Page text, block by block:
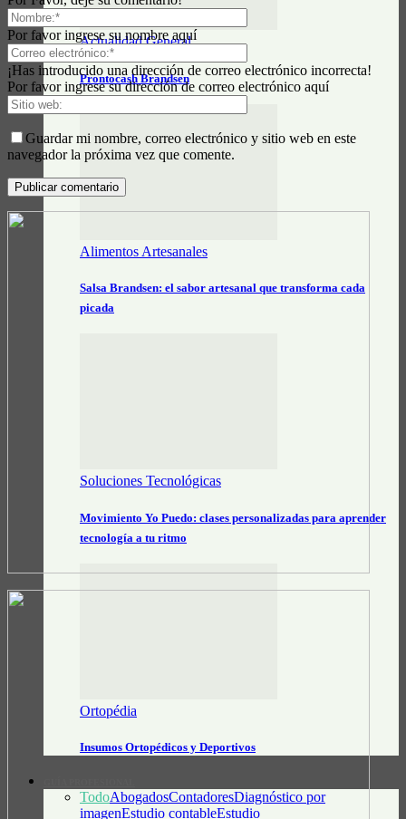
Actualidad General
Prontocash Brandsen
Alimentos Artesanales
Salsa Brandsen: el sabor artesanal que transforma cada
picada
Soluciones Tecnológicas
Movimiento Yo Puedo: clases personalizadas para aprender
tecnología a tu ritmo
Ortopédia
Insumos Ortopédicos y Deportivos
TodoAbogadosContadoresDiagnóstico por
imagenEstudio contableEstudio
Por favor ingrese su nombre aquí
¡Has introducido una dirección de correo electrónico incorrecta!
Por favor ingrese su dirección de correo electrónico aquí
Guardar mi nombre, correo electrónico y sitio web en este
navegador la próxima vez que comente.